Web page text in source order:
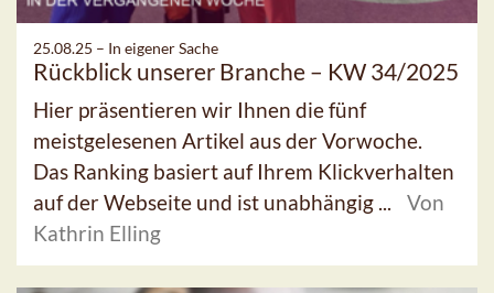
25.08.25 – In eigener Sache
Rückblick unserer Branche – KW 34/2025
Hier präsentieren wir Ihnen die fünf
meistgelesenen Artikel aus der Vorwoche.
Das Ranking basiert auf Ihrem Klickverhalten
auf der Webseite und ist unabhängig ...
Von
Kathrin Elling